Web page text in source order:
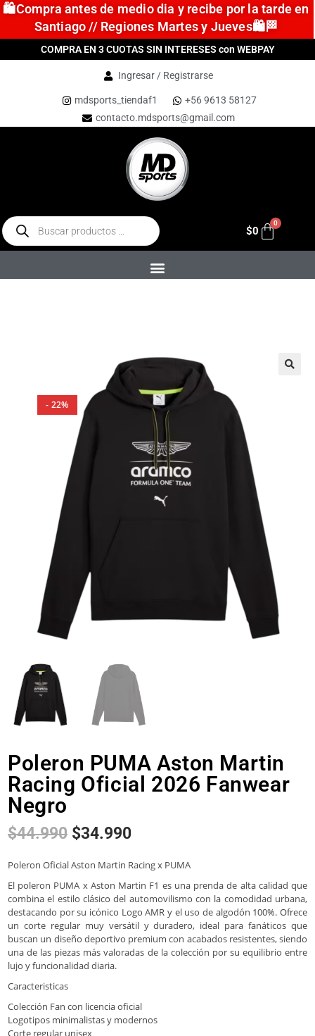
🛍️Compra antes de medio dia y recibe por la tarde en
Santiago // Regiones Martes y Jueves🛍️🏁
COMPRA EN 3 CUOTAS SIN INTERESES con WEBPAY
Ingresar / Registrarse
mdsports_tiendaf1
+56 9613 58127
contacto.mdsports@gmail.com
$0
- 22%
Poleron PUMA Aston Martin
Racing Oficial 2026 Fanwear
Negro
$44.990 $34.990
Poleron Oficial Aston Martin Racing x PUMA
El poleron PUMA x Aston Martin F1 es una prenda de alta calidad que
combina el estilo clásico del automovilismo con la comodidad urbana,
destacando por su icónico Logo AMR y el uso de algodón 100%. Ofrece
un corte regular muy versátil y duradero, ideal para fanáticos que
buscan un diseño deportivo premium con acabados resistentes, siendo
una de las piezas más valoradas de la colección por su equilibrio entre
lujo y funcionalidad diaria.
Caracteristicas
Colección Fan con licencia oficial
Logotipos minimalistas y modernos
Corte regular unisex